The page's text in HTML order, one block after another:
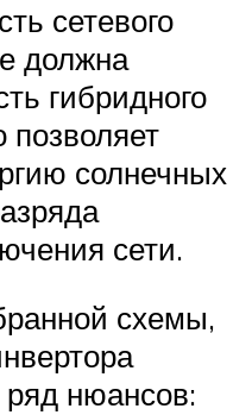
сетевого
должна
гибридного
позволяет
солнечных
сети.
схемы,
ряд нюансов: